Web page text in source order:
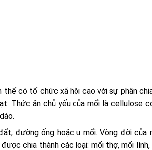
có tổ chức xã hội cao với sự phân
Thức ăn chủ yếu của mối là cellulose
đường ống hoặc ụ mối. Vòng đời của
chia thành các loại: mối thợ, mối lính,